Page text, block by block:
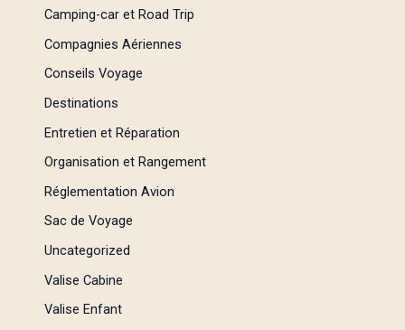
Camping-car et Road Trip
Compagnies Aériennes
Conseils Voyage
Destinations
Entretien et Réparation
Organisation et Rangement
Réglementation Avion
Sac de Voyage
Uncategorized
Valise Cabine
Valise Enfant